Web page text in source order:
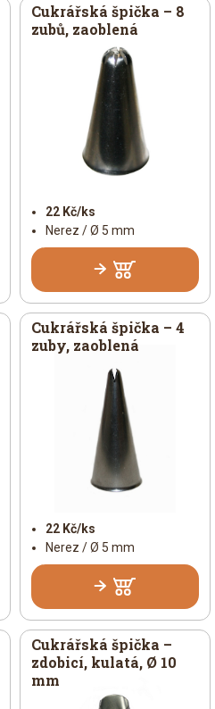
Cukrářská špička – 8
zubů, zaoblená
22 Kč/ks
Nerez / Ø 5 mm
Cukrářská špička – 4
zuby, zaoblená
22 Kč/ks
Nerez / Ø 5 mm
Cukrářská špička –
zdobicí, kulatá, Ø 10
mm